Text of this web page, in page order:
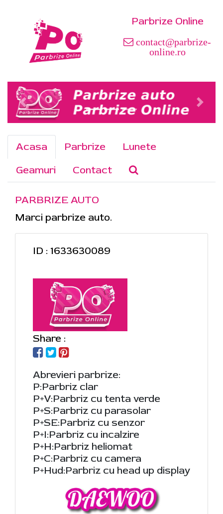
Parbrize Online
contact@parbrize-
online.ro
Acasa Parbrize
Lunete
Geamuri
Contact
PARBRIZE AUTO
Marci parbrize auto.
ID : 1633630089
Share :
Abrevieri parbrize:
P:Parbriz clar
P+V:Parbriz cu tenta verde
P+S:Parbriz cu parasolar
P+SE:Parbriz cu senzor
P+I:Parbriz cu incalzire
P+H:Parbriz heliomat
P+C:Parbriz cu camera
P+Hud:Parbriz cu head up display